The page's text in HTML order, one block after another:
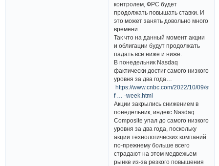
контролем, ФРС будет
продолжать повышать ставки. И
это может занять довольно много
времени.
Так что на данный момент акции
и облигации будут продолжать
падать всё ниже и ниже.
В понедельник Nasdaq
фактически достиг самого низкого
уровня за два года…
https://www.cnbc.com/2022/10/09/
f … -week.html
Акции закрылись снижением в
понедельник, индекс Nasdaq
Composite упал до самого низкого
уровня за два года, поскольку
акции технологических компаний
по-​прежнему больше всего
страдают на этом медвежьем
рынке из-за резкого повышения